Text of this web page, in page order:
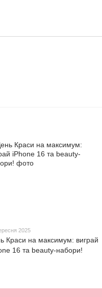
2025
Краси на максимум: виграй
16 та beauty-набори!